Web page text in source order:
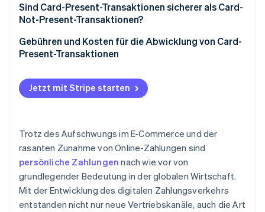
Stripe-Sessions 2026
Erfahren Sie, wie Stripe Lösungen für die
Sind Card-Present-Transaktionen sicherer als Card-
Not-Present-Transaktionen?
Gebühren und Kosten für die Abwicklung von Card-
Present-Transaktionen
Jetzt mit Stripe starten
Trotz des Aufschwungs im E-Commerce und der
rasanten Zunahme von Online-Zahlungen sind
persönliche Zahlungen nach wie vor von
grundlegender Bedeutung in der globalen Wirtschaft.
Mit der Entwicklung des digitalen Zahlungsverkehrs
entstanden nicht nur neue Vertriebskanäle, auch die Art